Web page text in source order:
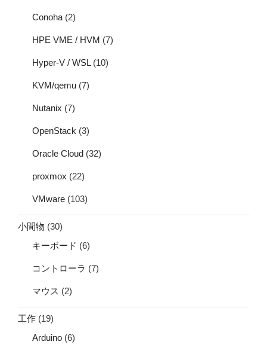
Conoha (2)
HPE VME / HVM (7)
Hyper-V / WSL(10)
KVM/qemu (7)
Nutanix (7)
OpenStack (3)
Oracle Cloud (32)
proxmox (22)
VMware (103)
小間物 (30)
キーボード (6)
コントローラ (7)
マウス (2)
工作 (19)
Arduino (6)